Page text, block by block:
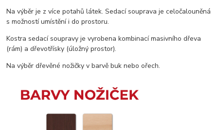
Na výběr je z více potahů látek. Sedací souprava je celočalouněná
s možností umístění i do prostoru.
Kostra sedací soupravy je vyrobena kombinací masivního dřeva
(rám) a dřevotřísky (úložný prostor).
Na výběr dřevěné nožičky v barvě buk nebo ořech.